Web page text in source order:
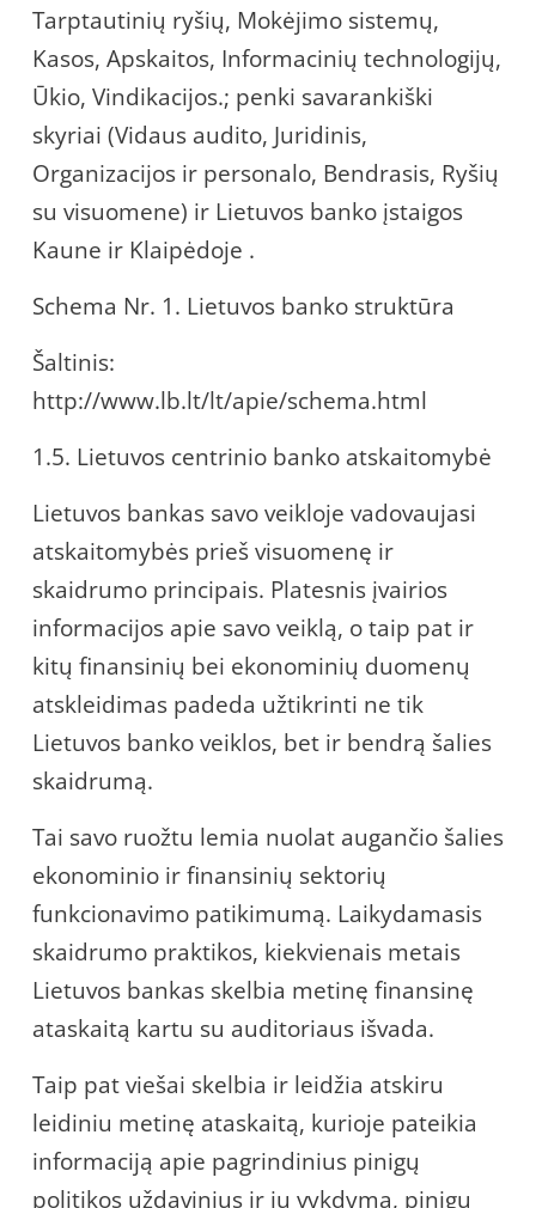
Tarptautinių ryšių, Mokėjimo sistemų,
Kasos, Apskaitos, Informacinių technologijų,
Ūkio, Vindikacijos.; penki savarankiški
skyriai (Vidaus audito, Juridinis,
Organizacijos ir personalo, Bendrasis, Ryšių
su visuomene) ir Lietuvos banko įstaigos
Kaune ir Klaipėdoje .
Schema Nr. 1. Lietuvos banko struktūra
Šaltinis:
http://www.lb.lt/lt/apie/schema.html
1.5. Lietuvos centrinio banko atskaitomybė
Lietuvos bankas savo veikloje vadovaujasi
atskaitomybės prieš visuomenę ir
skaidrumo principais. Platesnis įvairios
informacijos apie savo veiklą, o taip pat ir
kitų finansinių bei ekonominių duomenų
atskleidimas padeda užtikrinti ne tik
Lietuvos banko veiklos, bet ir bendrą šalies
skaidrumą.
Tai savo ruožtu lemia nuolat augančio šalies
ekonominio ir finansinių sektorių
funkcionavimo patikimumą. Laikydamasis
skaidrumo praktikos, kiekvienais metais
Lietuvos bankas skelbia metinę finansinę
ataskaitą kartu su auditoriaus išvada.
Taip pat viešai skelbia ir leidžia atskiru
leidiniu metinę ataskaitą, kurioje pateikia
informaciją apie pagrindinius pinigų
politikos uždavinius ir jų vykdymą, pinigų